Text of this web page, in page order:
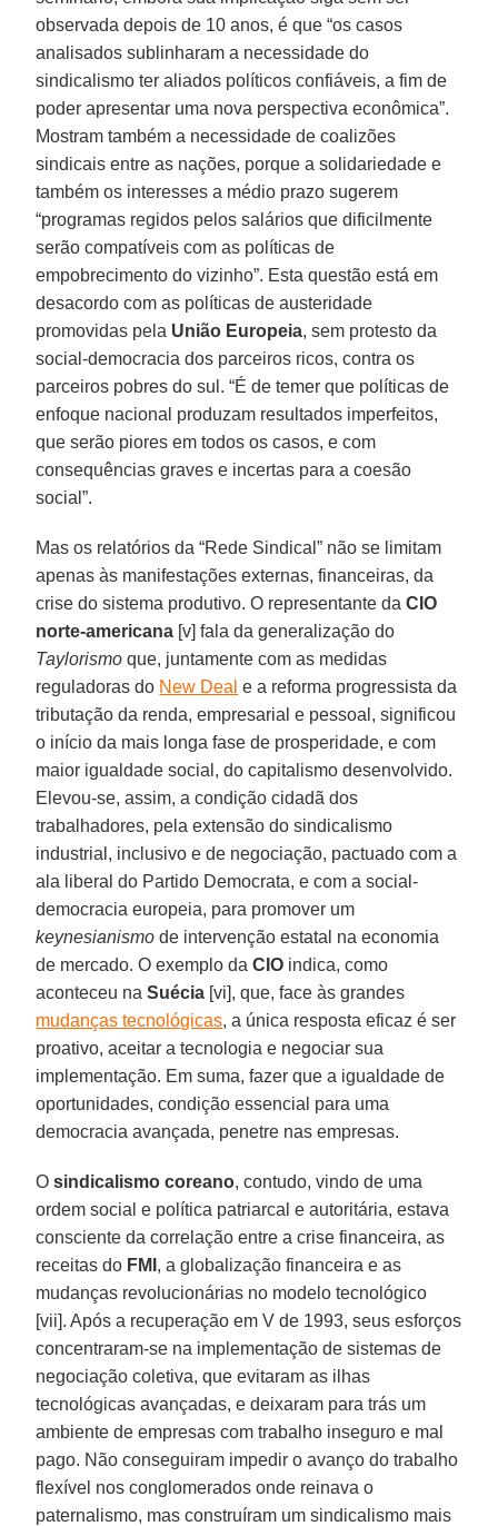
observada depois de 10 anos, é que “os casos
analisados sublinharam a necessidade do
sindicalismo ter aliados políticos confiáveis, a fim de
poder apresentar uma nova perspectiva econômica”.
Mostram também a necessidade de coalizões
sindicais entre as nações, porque a solidariedade e
também os interesses a médio prazo sugerem
“programas regidos pelos salários que dificilmente
serão compatíveis com as políticas de
empobrecimento do vizinho”. Esta questão está em
desacordo com as políticas de austeridade
promovidas pela União Europeia, sem protesto da
social-democracia dos parceiros ricos, contra os
parceiros pobres do sul. “É de temer que políticas de
enfoque nacional produzam resultados imperfeitos,
que serão piores em todos os casos, e com
consequências graves e incertas para a coesão
social”.
Mas os relatórios da “Rede Sindical” não se limitam
apenas às manifestações externas, financeiras, da
crise do sistema produtivo. O representante daCIO
norte-americana [v] fala da generalização do
Taylorismo que, juntamente com as medidas
reguladoras do New Deal e a reforma progressista da
tributação da renda, empresarial e pessoal, significou
o início da mais longa fase de prosperidade, e com
maior igualdade social, do capitalismo desenvolvido.
Elevou-se, assim, a condição cidadã dos
trabalhadores, pela extensão do sindicalismo
industrial, inclusivo e de negociação, pactuado com a
ala liberal do Partido Democrata, e com a social-
democracia europeia, para promover um
keynesianismo de intervenção estatal na economia
de mercado. O exemplo daCIO indica, como
aconteceu naSuécia [vi], que, face às grandes
mudanças tecnológicas, a única resposta eficaz é ser
proativo, aceitar a tecnologia e negociar sua
implementação. Em suma, fazer que a igualdade de
oportunidades, condição essencial para uma
democracia avançada, penetre nas empresas.
Osindicalismo coreano, contudo, vindo de uma
ordem social e política patriarcal e autoritária, estava
consciente da correlação entre a crise financeira, as
receitas do FMI , a globalização financeira e as
mudanças revolucionárias no modelo tecnológico
[vii]. Após a recuperação em V de 1993, seus esforços
concentraram-se na implementação de sistemas de
negociação coletiva, que evitaram as ilhas
tecnológicas avançadas, e deixaram para trás um
ambiente de empresas com trabalho inseguro e mal
pago. Não conseguiram impedir o avanço do trabalho
flexível nos conglomerados onde reinava o
paternalismo, mas construíram um sindicalismo mais